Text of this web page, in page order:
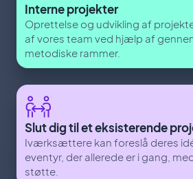
Interne projekter
Oprettelse og udvikling af
af vores team ved hjælp af
metodiske rammer.
Slut dig til et eksisterende
Iværksættere kan foreslå deres
eventyr, der allerede er i gang,
støtte.